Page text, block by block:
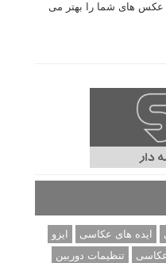
عکس های شما را بهتر می
ایده های عکاسی
ایزو
تنظیمات دوربین